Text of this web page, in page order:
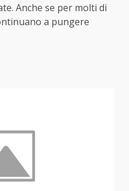
Anche se per molti di
a pungere